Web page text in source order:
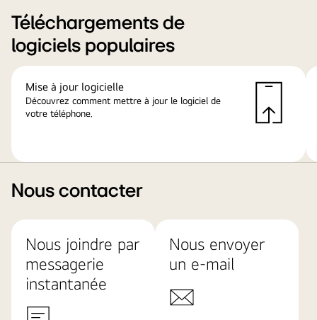
Téléchargements de
logiciels populaires
Mise à jour logicielle
Découvrez comment mettre à jour le logiciel de
votre téléphone.
Nous contacter
Nous joindre par
messagerie
instantanée
Nous envoyer
un e-mail